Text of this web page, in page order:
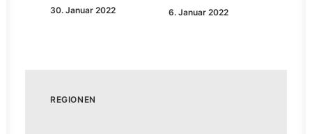
30. Januar 2022 6. Januar 2022
REGIONEN